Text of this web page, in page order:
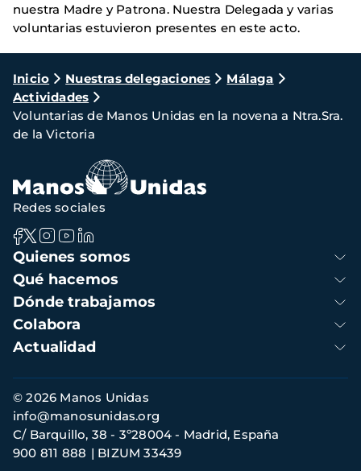
nuestra Madre y Patrona. Nuestra Delegada y varias
voluntarias estuvieron presentes en este acto.
Ruta
de
navegación
Inicio Nuestras delegaciones
Málaga
Actividades
Voluntarias de Manos Unidas en la novena a Ntra.Sra.
de la Victoria
Navegación
principal
Quienes somos
Qué hacemos
Dónde trabajamos
Colabora
Actualidad
Redes sociales
Información
de
contacto
© 2026 Manos Unidas
C/ Barquillo, 38 - 3º28004 - Madrid, España
900 811 888
BIZUM 33439
info@manosunidas.org